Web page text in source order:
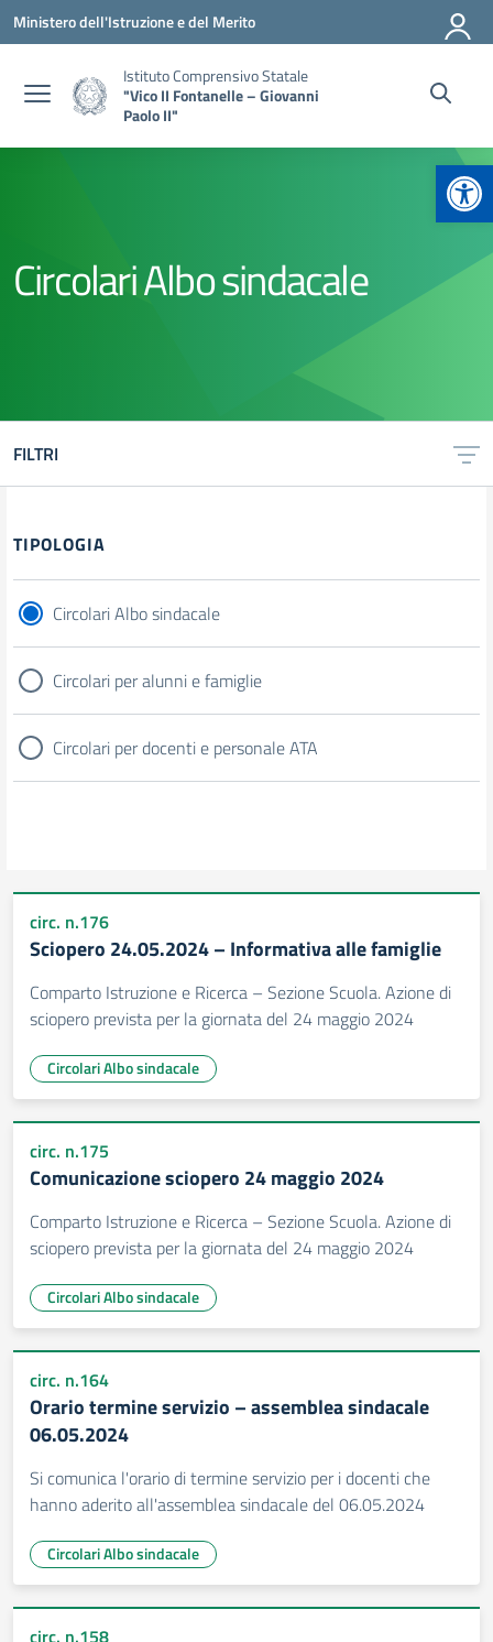
Vai ai contenuti
Vai al menu di navigazione
Vai al footer
Ministero dell'Istruzione e del Merito
Istituto Comprensivo Statale
"Vico II Fontanelle – Giovanni
Paolo II"
Circolari Albo sindacale
FILTRI
Filtri
TIPOLOGIA
Circolari Albo sindacale
Circolari per alunni e famiglie
Circolari per docenti e personale ATA
circ. n.176
Sciopero 24.05.2024 – Informativa alle famiglie
Comparto Istruzione e Ricerca – Sezione Scuola. Azione di
sciopero prevista per la giornata del 24 maggio 2024
Circolari Albo sindacale
circ. n.175
Comunicazione sciopero 24 maggio 2024
Comparto Istruzione e Ricerca – Sezione Scuola. Azione di
sciopero prevista per la giornata del 24 maggio 2024
Circolari Albo sindacale
circ. n.164
Orario termine servizio – assemblea sindacale
06.05.2024
Si comunica l'orario di termine servizio per i docenti che
hanno aderito all'assemblea sindacale del 06.05.2024
Circolari Albo sindacale
circ. n.158